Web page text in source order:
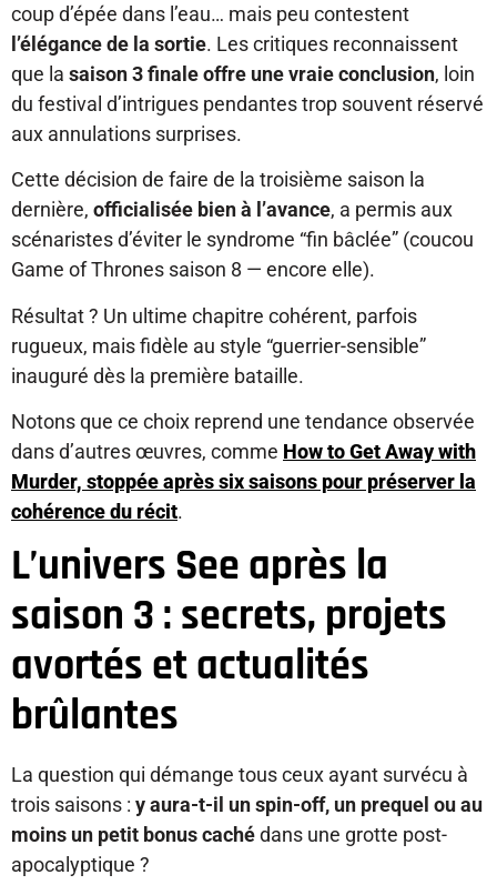
coup d’épée dans l’eau… mais peu contestent
l’élégance de la sortie. Les critiques reconnaissent
que la saison 3 finale offre une vraie conclusion, loin
du festival d’intrigues pendantes trop souvent réservé
aux annulations surprises.
Cette décision de faire de la troisième saison la
dernière, officialisée bien à l’avance, a permis aux
scénaristes d’éviter le syndrome “fin bâclée” (coucou
Game of Thrones saison 8 — encore elle).
Résultat ? Un ultime chapitre cohérent, parfois
rugueux, mais fidèle au style “guerrier-sensible”
inauguré dès la première bataille.
Notons que ce choix reprend une tendance observée
dans d’autres œuvres, comme How to Get Away with
Murder, stoppée après six saisons pour préserver la
cohérence du récit.
L’univers See après la
saison 3 : secrets, projets
avortés et actualités
brûlantes
La question qui démange tous ceux ayant survécu à
trois saisons : y aura-t-il un spin-off, un prequel ou au
moins un petit bonus cachédans une grotte post-
apocalyptique ?